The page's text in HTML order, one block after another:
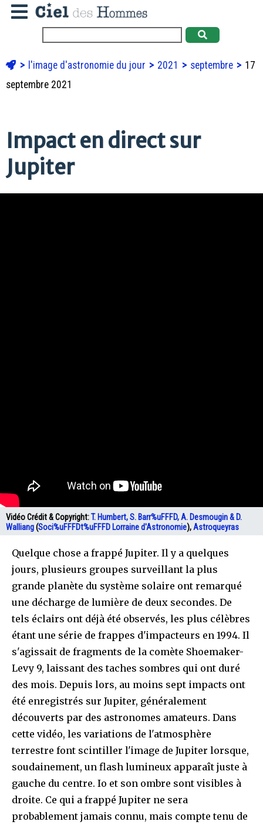
l'image d'astronomie du jour 2021 septembre
17
septembre 2021
Impact en direct sur
Jupiter
Vidéo Crédit & Copyright:T. Humbert, S. Barr%uFFFD, A. Desmougin & D.
Walliang(Soci%uFFFDt%uFFFD Lorraine d'Astronomie),Astroqueyras
Quelque chose a frappé Jupiter. Il y a quelques
jours, plusieurs groupes surveillant la plus
grande planète du système solaire ont remarqué
une décharge de lumière de deux secondes. De
tels éclairs ont déjà été observés, les plus célèbres
étant une série de frappes d'impacteurs en 1994. Il
s'agissait de fragments de la comète Shoemaker-
Levy 9, laissant des taches sombres qui ont duré
des mois. Depuis lors, au moins sept impacts ont
été enregistrés sur Jupiter, généralement
découverts par des astronomes amateurs. Dans
cette vidéo, les variations de l'atmosphère
terrestre font scintiller l'image de Jupiter lorsque,
soudainement, un flash lumineux apparaît juste à
gauche du centre. Io et son ombre sont visibles à
droite. Ce qui a frappé Jupiter ne sera
probablement jamais connu, mais compte tenu de